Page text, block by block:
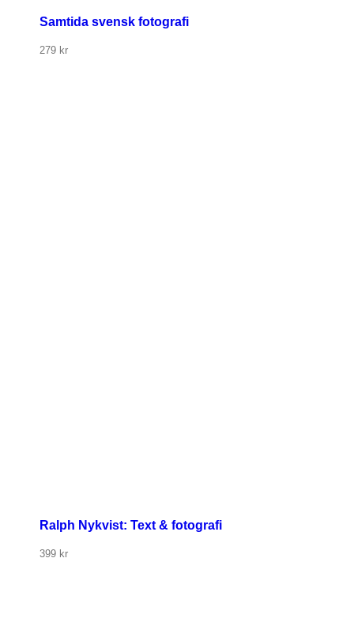
Samtida svensk fotografi
279 kr
Ralph Nykvist: Text & fotografi
399 kr